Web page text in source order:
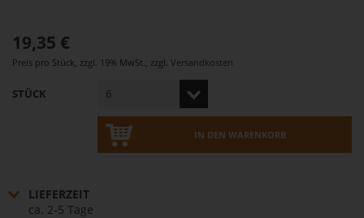
19,35 €
Preis pro Stück, zzgl. 19% MwSt., zzgl. Versandkosten
STÜCK
IN DEN WARENKORB
LIEFERZEIT
ca. 2-5 Tage